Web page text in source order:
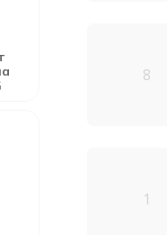
8
1